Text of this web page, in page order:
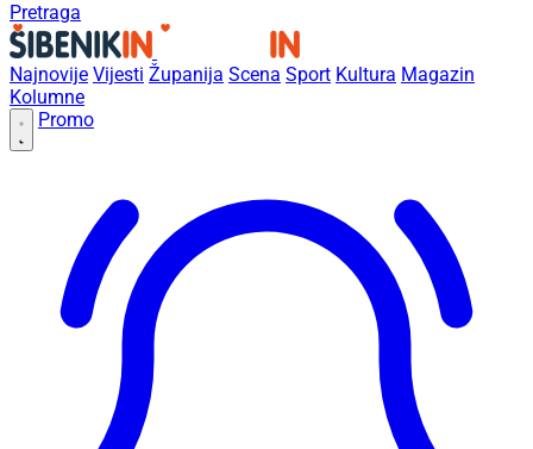
Pretraga
Najnovije Vijesti Županija Scena Sport Kultura Magazin
Kolumne
Promo